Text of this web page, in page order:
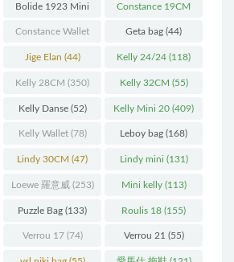
Bolide 1923 Mini
(93)
Constance 19CM
(571)
Constance Wallet
(60)
Geta bag (44)
Jige Elan (44) Kelly 24/24 (118)
Kelly 28CM (350) Kelly 32CM (55)
Kelly Danse(52) Kelly Mini 20 (409)
Kelly Wallet(78) Leboy bag (168)
Lindy 30CM (47) Lindy mini (131)
Loewe 羅意威(253) Mini kelly(113)
Puzzle Bag (133) Roulis 18 (155)
Verrou 17(74) Verrou 21 (55)